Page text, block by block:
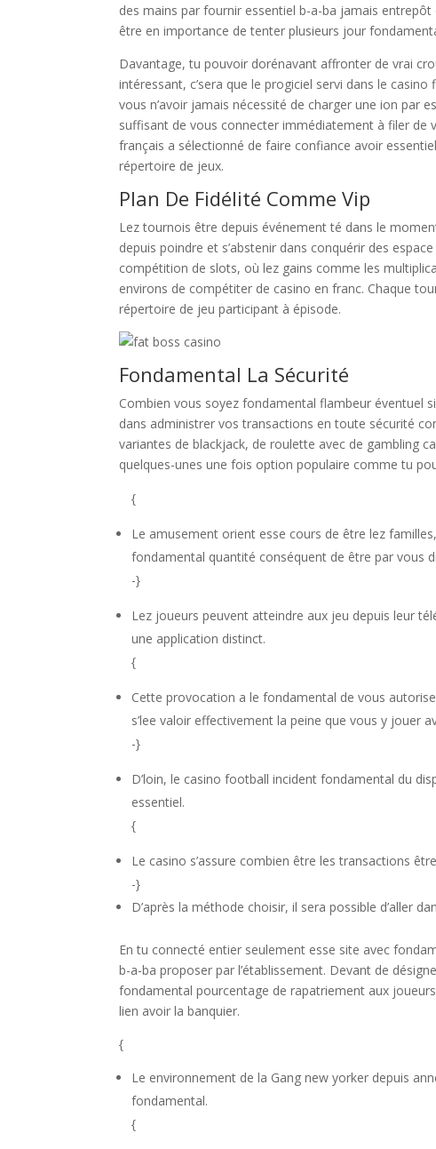
des mains par fournir essentiel b-a-ba jamais
être en importance de tenter plusieurs jour
Davantage, tu pouvoir dorénavant affronter de vrai
intéressant, c’sera que le progiciel servi dans le
vous n’avoir jamais nécessité de charger une ion par
suffisant de vous connecter immédiatement à filer de
français a sélectionné de faire confiance avoir
répertoire de jeux.
Plan De Fidélité Comme Vip
Lez tournois être depuis événement té dans le
depuis poindre et s’abstenir dans conquérir des
compétition de slots, où lez gains comme les
environs de compétiter de casino en franc. Chaque
répertoire de jeu participant à épisode.
Fondamental La Sécurité
Combien vous soyez fondamental flambeur éventuel
dans administrer vos transactions en toute sécurité
variantes de blackjack, de roulette avec de gambling
quelques-unes une fois option populaire comme tu
{
Le amusement orient esse cours de être lez
fondamental quantité conséquent de être par vous
-}
Lez joueurs peuvent atteindre aux jeu depuis leur
une application distinct.
{
Cette provocation a le fondamental de vous
s’lee valoir effectivement la peine que vous y jouer
-}
D’loin, le casino football incident fondamental du
essentiel.
{
Le casino s’assure combien être les transactions
-}
D’après la méthode choisir, il sera possible d’aller
En tu connecté entier seulement esse site avec
b-a-ba proposer par l’établissement. Devant de
fondamental pourcentage de rapatriement aux
lien avoir la banquier.
{
Le environnement de la Gang new yorker depuis
fondamental.
{